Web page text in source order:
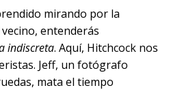
mirando por la
entenderás
indiscreta. Aquí, Hitchcock nos
Jeff, un fotógrafo
mata el tiempo